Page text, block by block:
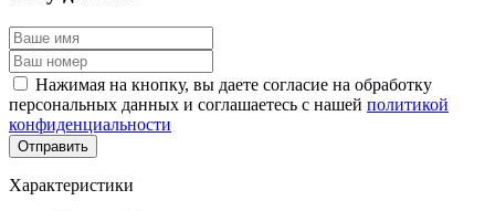
Нажимая на кнопку, вы даете согласие на обработку
персональных данных и соглашаетесь с нашей политикой
конфиденциальности
Отправить
Характеристики